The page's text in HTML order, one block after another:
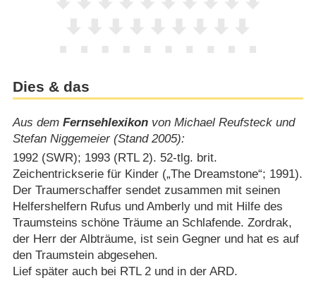
Dies & das
Aus dem Fernsehlexikonvon Michael Reufsteck und
Stefan Niggemeier (Stand 2005):
1992 (SWR); 1993 (RTL 2). 52-tlg. brit.
Zeichentrickserie für Kinder („The Dreamstone“; 1991).
Der Traumerschaffer sendet zusammen mit seinen
Helfershelfern Rufus und Amberly und mit Hilfe des
Traumsteins schöne Träume an Schlafende. Zordrak,
der Herr der Albträume, ist sein Gegner und hat es auf
den Traumstein abgesehen.
Lief später auch bei RTL 2 und in der ARD.